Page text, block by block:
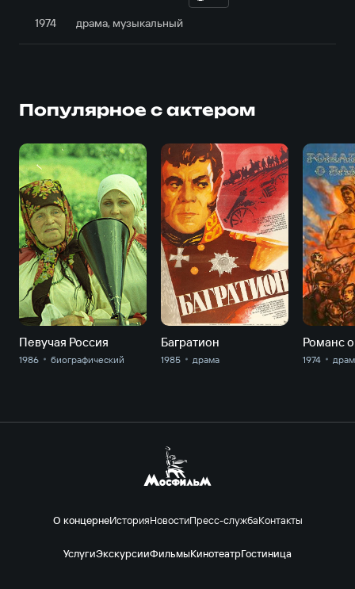
1974
драма, музыкальный
Популярное с актером
Певучая Россия
1986 биографический
Багратион
1985 драма
Романс
1974
О концернеИсторияНовостиПресс-службаКонтакты
УслугиЭкскурсииФильмыКинотеатрГостиница